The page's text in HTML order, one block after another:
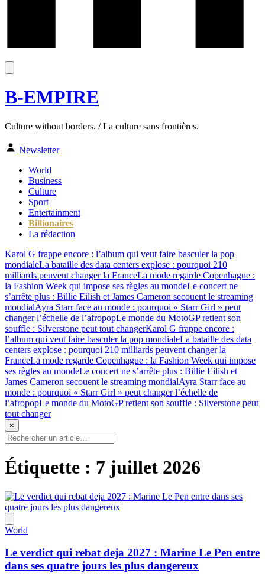
B-EMPIRE
Culture without borders. / La culture sans frontières.
Newsletter
World
Business
Culture
Sport
Entertainment
Billionaires
La rédaction
Karol G frappe encore : l’album qui veut faire basculer la pop
mondialeLa bataille des data centers explose : pourquoi 210
milliards peuvent changer la FranceLa mode regarde Copenhague :
la Fashion Week qui impose ses règles au mondeLe concert ne
s’arrête plus : Billie Eilish et James Cameron secouent le streaming
mondialAyra Starr face au monde : pourquoi « Starr Girl » peut
changer l’échelle de l’afropopLe monde du MotoGP retient son
souffle : Silverstone peut tout changerKarol G frappe encore :
l’album qui veut faire basculer la pop mondialeLa bataille des data
centers explose : pourquoi 210 milliards peuvent changer la
FranceLa mode regarde Copenhague : la Fashion Week qui impose
ses règles au mondeLe concert ne s’arrête plus : Billie Eilish et
James Cameron secouent le streaming mondialAyra Starr face au
monde : pourquoi « Starr Girl » peut changer l’échelle de
l’afropopLe monde du MotoGP retient son souffle : Silverstone peut
tout changer
×
Étiquette : 7 juillet 2026
World
Le verdict qui rebat deja 2027 : Marine Le Pen entre
dans ses quatre jours les plus dangereux